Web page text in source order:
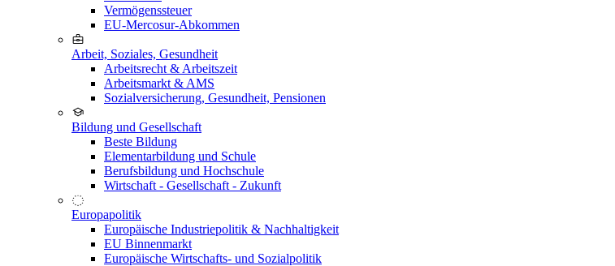
Vermögenssteuer
EU-Mercosur-Abkommen
Arbeit, Soziales, Gesundheit
Arbeitsrecht & Arbeitszeit
Arbeitsmarkt & AMS
Sozialversicherung, Gesundheit, Pensionen
Bildung und Gesellschaft
Beste Bildung
Elementarbildung und Schule
Berufsbildung und Hochschule
Wirtschaft - Gesellschaft - Zukunft
Europapolitik
Europäische Industriepolitik & Nachhaltigkeit
EU Binnenmarkt
Europäische Wirtschafts- und Sozialpolitik